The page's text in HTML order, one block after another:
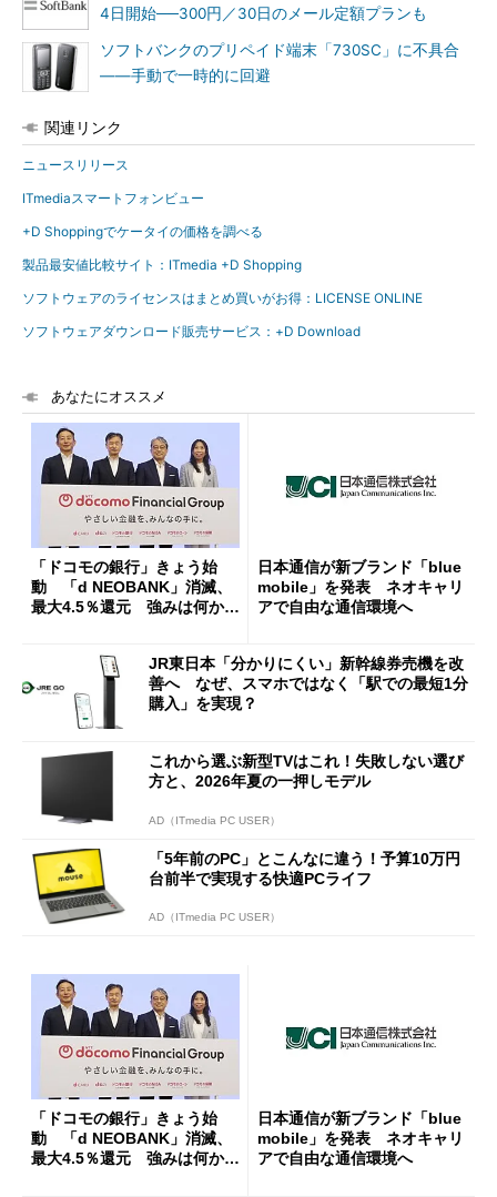
4日開始──300円／30日のメール定額プランも
ソフトバンクのプリペイド端末「730SC」に不具合
――手動で一時的に回避
関連リンク
ニュースリリース
ITmediaスマートフォンビュー
+D Shoppingでケータイの価格を調べる
製品最安値比較サイト：ITmedia +D Shopping
ソフトウェアのライセンスはまとめ買いがお得：LICENSE ONLINE
ソフトウェアダウンロード販売サービス：+D Download
あなたにオススメ
「ドコモの銀行」きょう始
動 「d NEOBANK」消滅、
最大4.5％還元 強みは何か解
日本通信が新ブランド「blue
mobile」を発表 ネオキャリ
アで自由な通信環境へ
JR東日本「分かりにくい」新幹線券売機を改
善へ なぜ、スマホではなく「駅での最短1分
購入」を実現？
これから選ぶ新型TVはこれ！失敗しない選び
方と、2026年夏の一押しモデル
AD（ITmedia PC USER）
「5年前のPC」とこんなに違う！予算10万円
台前半で実現する快適PCライフ
AD（ITmedia PC USER）
「ドコモの銀行」きょう始
動 「d NEOBANK」消滅、
最大4.5％還元 強みは何か解
日本通信が新ブランド「blue
mobile」を発表 ネオキャリ
アで自由な通信環境へ